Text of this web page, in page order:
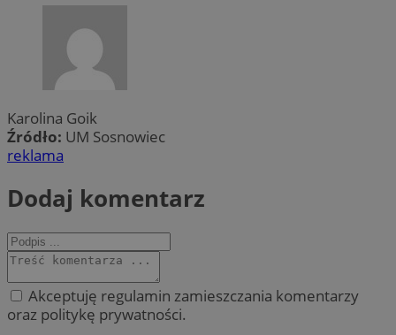
Karolina Goik
Źródło: UM Sosnowiec
reklama
Dodaj komentarz
Akceptuję regulamin zamieszczania komentarzy
oraz politykę prywatności.